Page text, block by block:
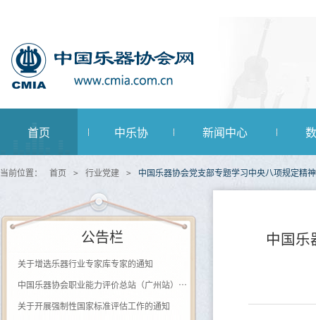
首页 中乐协 新闻中心
当前位置： 首页 > 行业党建 > 中国乐器协会党支部专题学习中央八项规定精神
公告栏
关于增选乐器行业专家库专家的通知
中国乐器协会职业能力评价总站（广州站） 2026年第一批《钢琴及键盘乐器制作工》登记评价通知
关于开展强制性国家标准评估工作的通知
中国